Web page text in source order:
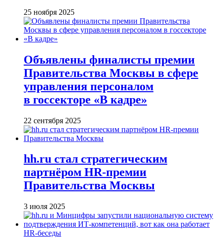
25 ноября 2025
Объявлены финалисты премии
Правительства Москвы в сфере
управления персоналом
в госсекторе «В кадре»
22 сентября 2025
hh.ru стал стратегическим
партнёром HR-премии
Правительства Москвы
3 июля 2025
HR-беседы